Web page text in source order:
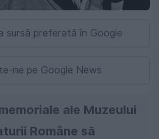
sursă preferată în Google
ne pe Google News
ale Muzeului
Române să